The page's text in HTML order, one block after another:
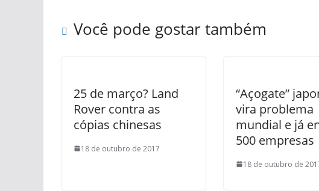
Você pode gostar também
25 de março? Land
Rover contra as
cópias chinesas
18 de outubro de 2017
“Açogate”
vira problema
mundial e já
500 empresas
18 de outubro de